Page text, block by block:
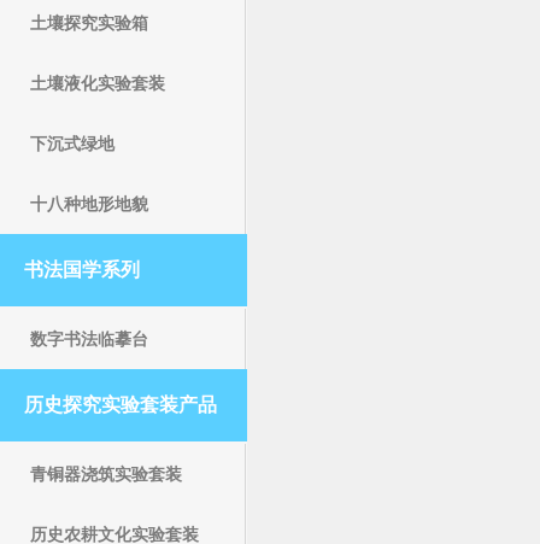
土壤探究实验箱
土壤液化实验套装
下沉式绿地
十八种地形地貌
书法国学系列
数字书法临摹台
历史探究实验套装产品
青铜器浇筑实验套装
历史农耕文化实验套装